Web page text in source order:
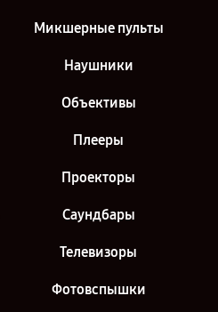
Микшерные пульты
Наушники
Объективы
Плееры
Проекторы
Саундбары
Телевизоры
Фотовспышки